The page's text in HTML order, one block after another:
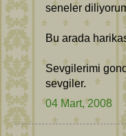
seneler
Bu arada
Sevgilerimi
sevgiler.
04 Mart, 2008